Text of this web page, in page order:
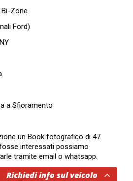
Zone
Ford)
a Sfioramento
un Book fotografico di 47
interessati possiamo
tramite email o whatsapp.
Richiedi info sul veicolo